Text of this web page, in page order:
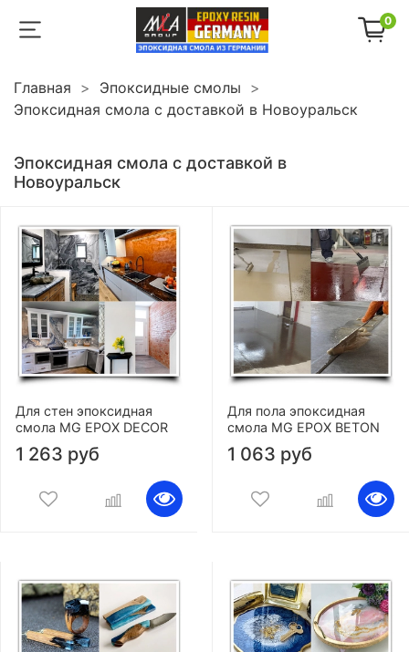
0
Главная
Эпоксидные смолы
Эпоксидная смола с доставкой в Новоуральск
Эпоксидная смола с доставкой в
Новоуральск
Для стен эпоксидная
смола MG EPOX DECOR
1 263 руб
Для пола эпоксидная
смола MG EPOX BETON
1 063 руб